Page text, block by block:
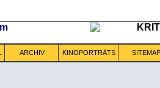
ARCHIV KINOPORTRÄTS SITEMAP